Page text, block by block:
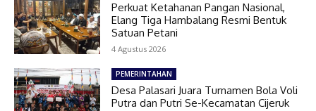
Perkuat Ketahanan Pangan Nasional,
Elang Tiga Hambalang Resmi Bentuk
Satuan Petani
4 Agustus 2026
PEMERINTAHAN
Desa Palasari Juara Turnamen Bola Voli
Putra dan Putri Se-Kecamatan Cijeruk